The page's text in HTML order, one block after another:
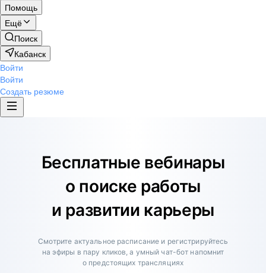
Помощь
Ещё
Поиск
Кабанск
Войти
Войти
Создать резюме
Бесплатные вебинары
о поиске работы
и развитии карьеры
Смотрите актуальное расписание и регистрируйтесь
на эфиры в пару кликов, а умный чат-бот напомнит
о предстоящих трансляциях